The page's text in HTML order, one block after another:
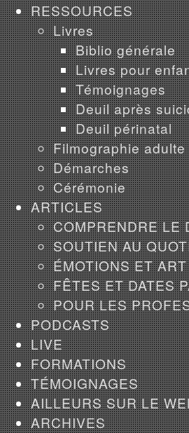
RESSOURCES
Livres
Biblio générale
Livres pour
Témoignages
Deuil après
Deuil périnatal
Filmographie adulte
Démarches
Cérémonie
ARTICLES
COMPRENDRE LE
SOUTIEN AU
ÉMOTIONS ET ART
FÊTES ET DATES
POUR LES
PODCASTS
LIVE
FORMATIONS
TÉMOIGNAGES
AILLEURS SUR LE
ARCHIVES